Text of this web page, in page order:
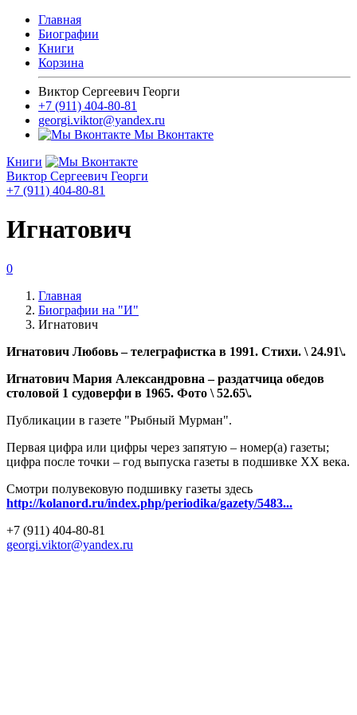
Главная
Биографии
Книги
Корзина
Виктор Сергеевич Георги
+7 (911) 404-80-81
georgi.viktor@yandex.ru
Мы Вконтакте
Книги
Виктор Сергеевич Георги
+7 (911) 404-80-81
Игнатович
0
Главная
Биографии на "И"
Игнатович
Игнатович Любовь – телеграфистка в 1991. Стихи. \ 24.91\.
Игнатович Мария Александровна – раздатчица обедов
столовой 1 судоверфи в 1965. Фото \ 52.65\.
Публикации в газете "Рыбный Мурман".
Первая цифра или цифры через запятую – номер(а) газеты;
цифра после точки – год выпуска газеты в подшивке ХХ века.
Смотри полувековую подшивку газеты здесь
http://kolanord.ru/index.php/periodika/gazety/5483...
+7 (911) 404-80-81
georgi.viktor@yandex.ru